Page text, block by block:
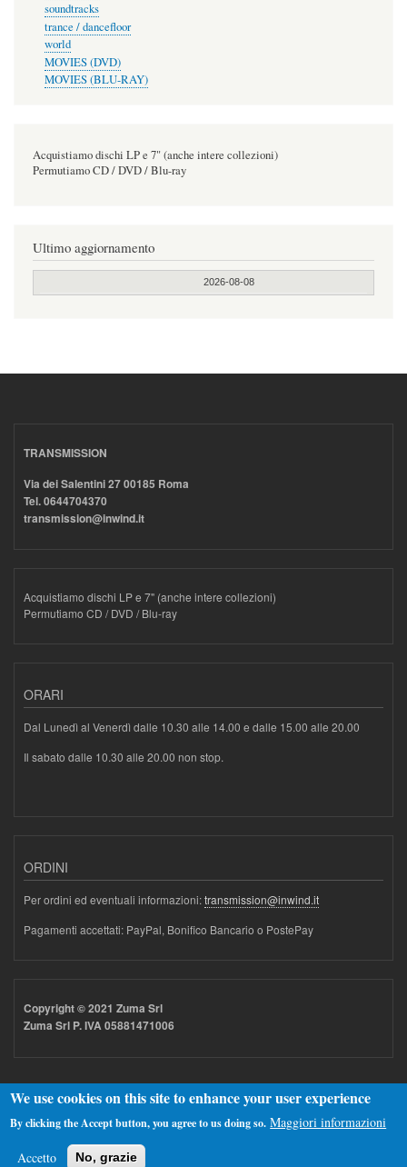
soundtracks
trance / dancefloor
world
MOVIES (DVD)
MOVIES (BLU-RAY)
Acquistiamo dischi LP e 7" (anche intere collezioni)
Permutiamo CD / DVD / Blu-ray
Ultimo aggiornamento
2026-08-08
TRANSMISSION
Via dei Salentini 27 00185 Roma
Tel. 0644704370
transmission@inwind.it
Acquistiamo dischi LP e 7" (anche intere collezioni)
Permutiamo CD / DVD / Blu-ray
ORARI
Dal Lunedì al Venerdì dalle 10.30 alle 14.00 e dalle 15.00 alle 20.00
Il sabato dalle 10.30 alle 20.00 non stop.
ORDINI
Per ordini ed eventuali informazioni:transmission@inwind.it
Pagamenti accettati: PayPal, Bonifico Bancario o PostePay
Copyright © 2021 Zuma Srl
Zuma Srl P. IVA 05881471006
We use cookies on this site to enhance your user experience
By clicking the Accept button, you agree to us doing so. Maggiori informazioni
Accetto No, grazie